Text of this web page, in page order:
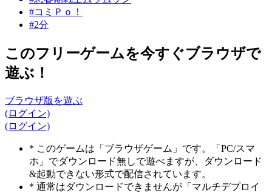
#コミＰｏ！
#2分
このフリーゲームを今すぐブラウザで
遊ぶ！
ブラウザ版を遊ぶ
(ログイン)
(ログイン)
* このゲームは「ブラウザゲーム」です。「PC/スマ
ホ」でダウンロード無しで遊べますが、ダウンロード
&起動できない形式で配信されています。
* 通常はダウンロードできませんが「マルチデプロイ